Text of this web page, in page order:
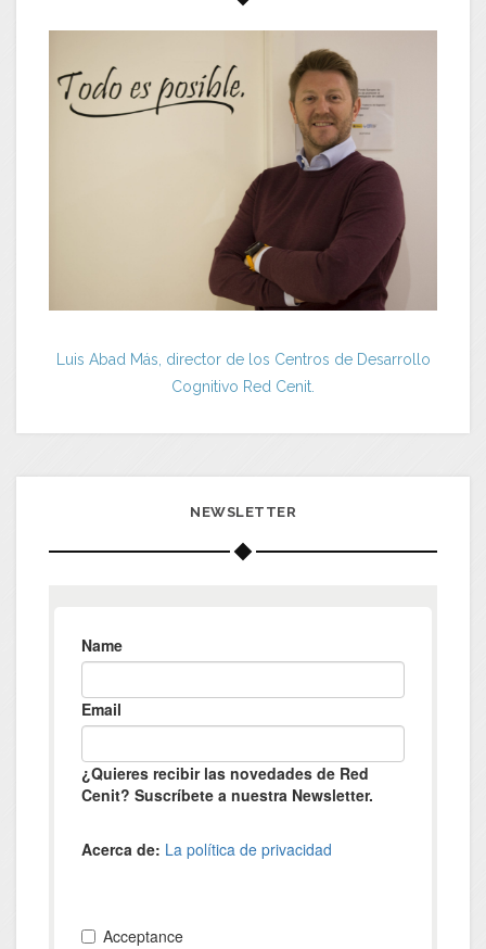
Luis Abad Más, director de los Centros de Desarrollo
Cognitivo Red Cenit.
NEWSLETTER